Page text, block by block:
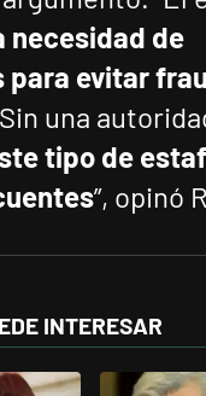
necesidad de
para evitar
una
tipo de
”, opinó
INTERESAR